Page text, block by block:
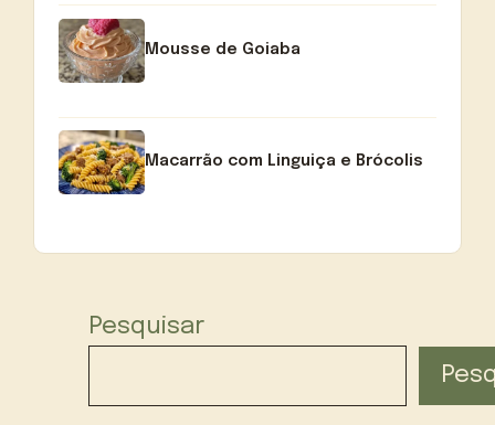
Mousse de Goiaba
Macarrão com Linguiça e Brócolis
Pesquisar